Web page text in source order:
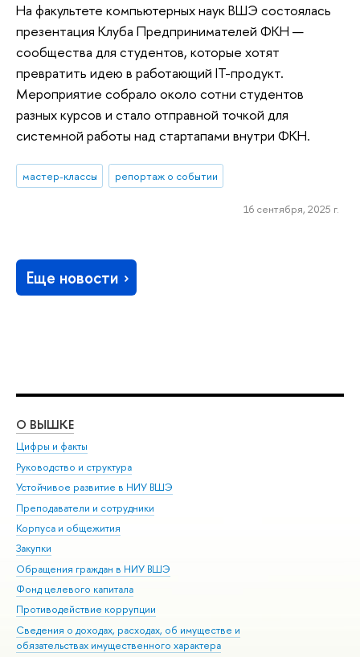
На факультете компьютерных наук ВШЭ состоялась
презентация Клуба Предпринимателей ФКН —
сообщества для студентов, которые хотят
превратить идею в работающий IT-продукт.
Мероприятие собрало около сотни студентов
разных курсов и стало отправной точкой для
системной работы над стартапами внутри ФКН.
мастер-классы репортаж о событии
16 сентября, 2025 г.
Еще новости
О ВЫШКЕ
Цифры и факты
Руководство и структура
Устойчивое развитие в НИУ ВШЭ
Преподаватели и сотрудники
Корпуса и общежития
Закупки
Обращения граждан в НИУ ВШЭ
Фонд целевого капитала
Противодействие коррупции
Сведения о доходах, расходах, об имуществе и
обязательствах имущественного характера